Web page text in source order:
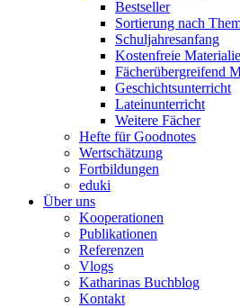
Bestseller
Sortierung nach
Schuljahresanfang
Kostenfreie
Fächerübergreifend
Geschichtsunterricht
Lateinunterricht
Weitere Fächer
Hefte für Goodnotes
Wertschätzung
Fortbildungen
eduki
Über uns
Kooperationen
Publikationen
Referenzen
Vlogs
Katharinas Buchblog
Kontakt